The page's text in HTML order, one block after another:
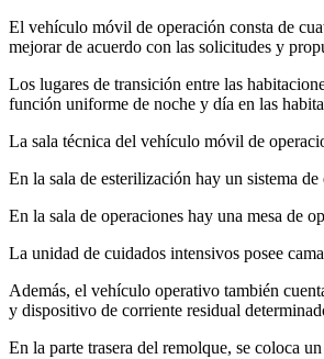
El vehículo móvil de operación consta de
mejorar de acuerdo con las solicitudes y
Los lugares de transición entre las
función uniforme de noche y día en las
La sala técnica del vehículo móvil de
En la sala de esterilización hay un sistema
En la sala de operaciones hay una mesa de
La unidad de cuidados intensivos posee
Además, el vehículo operativo también
y dispositivo de corriente residual
En la parte trasera del remolque, se coloca